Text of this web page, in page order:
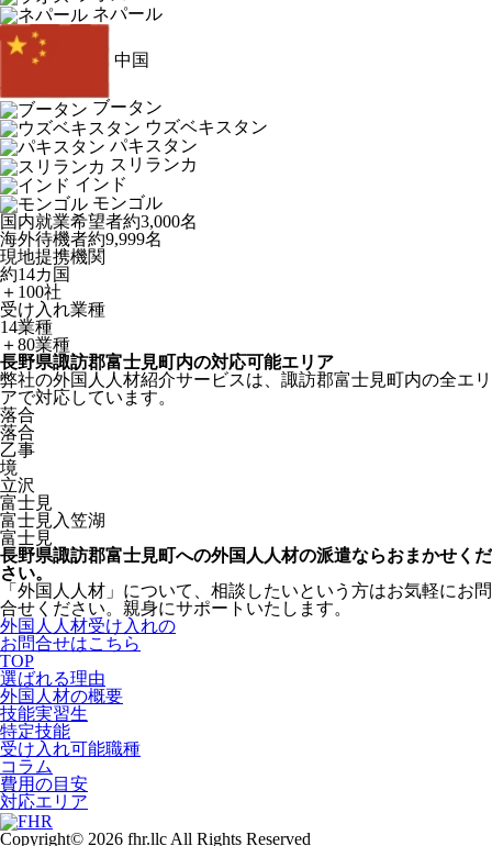
ネパール
中国
ブータン
ウズベキスタン
パキスタン
スリランカ
インド
モンゴル
国内就業希望者約3,000名
海外待機者約9,999名
現地提携機関
約14カ国
＋100社
受け入れ業種
14業種
＋80業種
長野県諏訪郡富士見町内の対応可能エリア
弊社の外国人人材紹介サービスは、諏訪郡富士見町内の全エリ
アで対応しています。
落合
落合
乙事
境
立沢
富士見
富士見入笠湖
富士見
長野県諏訪郡富士見町への外国人人材の派遣ならおまかせくだ
さい。
「外国人人材」について、相談したいという方はお気軽にお問
合せください。親身にサポートいたします。
外国人人材受け入れの
お問合せはこちら
TOP
選ばれる理由
外国人材の概要
技能実習生
特定技能
受け入れ可能職種
コラム
費用の目安
対応エリア
Copyright© 2026 fhr.llc All Rights Reserved